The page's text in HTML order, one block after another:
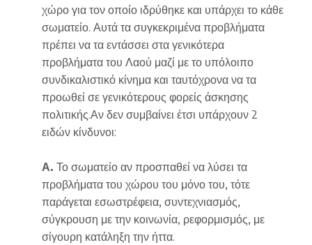
χώρο για τον οποίο ιδρύθηκε και υπάρχει το κάθε
σωματείο. Αυτά τα συγκεκριμένα προβλήματα
πρέπει να τα εντάσσει στα γενικότερα
προβλήματα του Λαού μαζί με το υπόλοιπο
συνδικαλιστικό κίνημα και ταυτόχρονα να τα
προωθεί σε γενικότερους φορείς άσκησης
πολιτικής.Αν δεν συμβαίνει έτσι υπάρχουν 2
ειδών κίνδυνοι:
Α. Το σωματείο αν προσπαθεί να λύσει τα
προβλήματα του χώρου του μόνο του, τότε
παράγεται εσωστρέφεια, συντεχνιασμός,
σύγκρουση με την κοινωνία, ρεφορμισμός, με
σίγουρη κατάληξη την ήττα.